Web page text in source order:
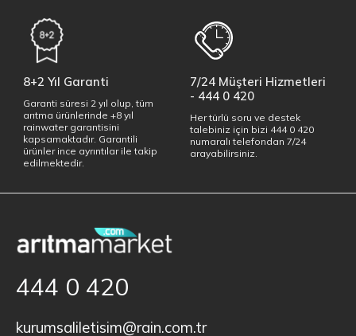
8+2 Yıl Garanti
Garanti süresi 2 yıl olup, tüm
arıtma ürünlerinde +8 yıl
rainwater garantisini
kapsamaktadır. Garantili
ürünler ince ayrıntılar ile takip
edilmektedir.
7/24 Müşteri Hizmetleri
- 444 0 420
Her türlü soru ve destek
talebiniz için bizi 444 0 420
numaralı telefondan 7/24
arayabilirsiniz.
444 0 420
kurumsaliletisim@rain.com.tr